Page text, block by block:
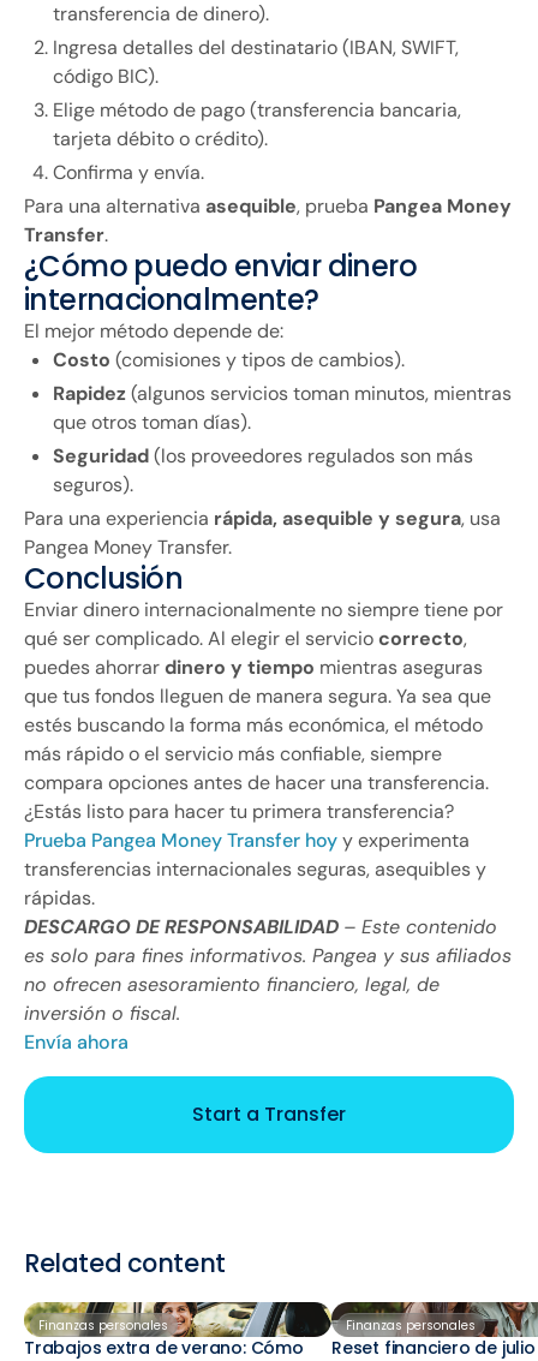
transferencia de dinero).
Ingresa detalles del destinatario (IBAN, SWIFT,
código BIC).
Elige método de pago (transferencia bancaria,
tarjeta débito o crédito).
Confirma y envía.
Para una alternativa asequible, prueba Pangea Money
Transfer.
¿Cómo puedo enviar dinero
internacionalmente?
El mejor método depende de:
Costo (comisiones y tipos de cambios).
Rapidez(algunos servicios toman minutos, mientras
que otros toman días).
Seguridad(los proveedores regulados son más
seguros).
Para una experiencia rápida, asequible y segura, usa
Pangea Money Transfer.
Conclusión
Enviar dinero internacionalmente no siempre tiene por
qué ser complicado. Al elegir el serviciocorrecto,
puedes ahorrardinero y tiempo mientras aseguras
que tus fondos lleguen de manera segura. Ya sea que
estés buscando la forma más económica, el método
más rápido o el servicio más confiable, siempre
compara opciones antes de hacer una transferencia.
¿Estás listo para hacer tu primera transferencia?
Prueba Pangea Money Transfer hoyy experimenta
transferencias internacionales seguras, asequibles y
rápidas.
DESCARGO DE RESPONSABILIDAD – Este contenido
es solo para fines informativos. Pangea y sus afiliados
no ofrecen asesoramiento financiero, legal, de
inversión o fiscal.
Envía ahora
Start a Transfer
Related content
Finanzas personales
Trabajos extra de verano: Cómo
Finanzas personales
Reset financiero de